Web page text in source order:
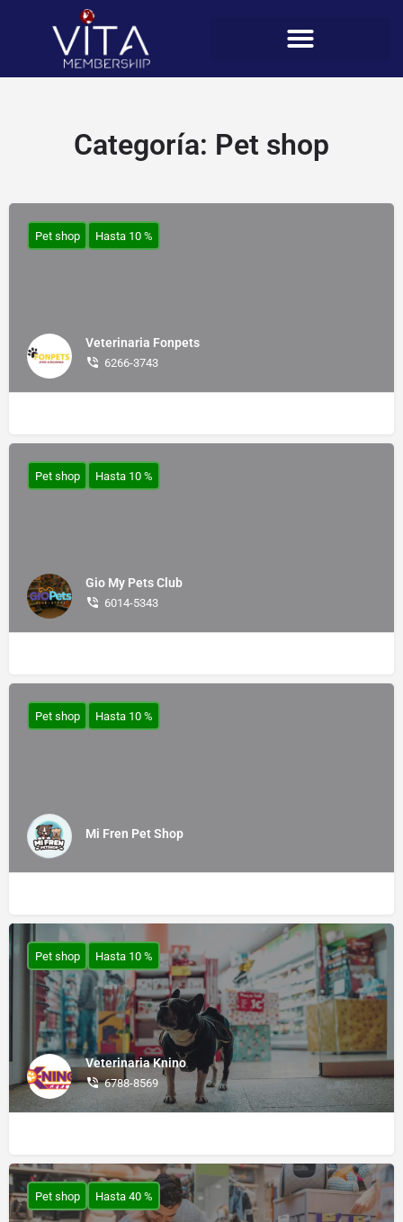
Categoría: Pet shop
Veterinaria Fonpets
6266-3743
Pet shop Hasta 10 %
Gio My Pets Club
6014-5343
Pet shop Hasta 10 %
Mi Fren Pet Shop
Pet shop Hasta 10 %
Veterinaria Knino
6788-8569
Pet shop Hasta 10 %
Pet shop Hasta 40 %